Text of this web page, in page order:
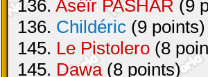
136. Aséïr PASHAR (9
136. Childéric (9 points)
145. Le Pistolero (8
145. Dawa(8 points)